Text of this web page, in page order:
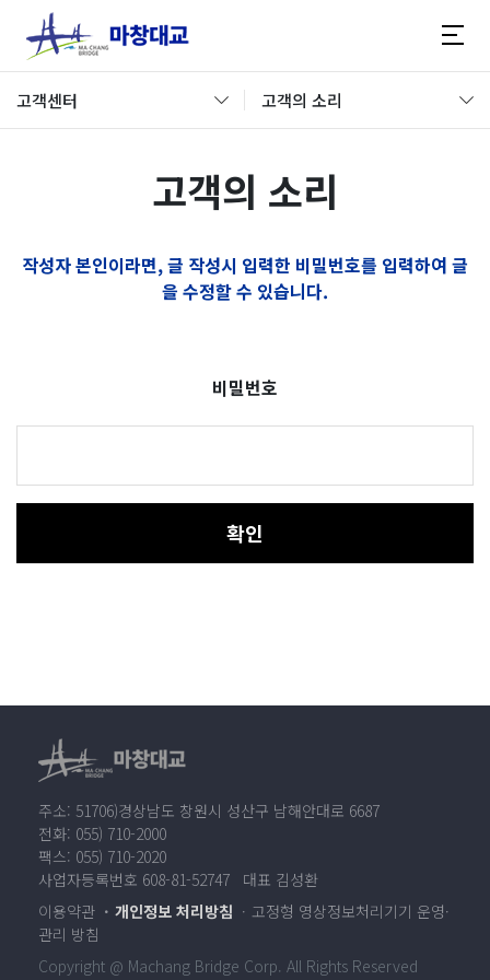
고객센터 고객의 소리
고객의 소리
작성자 본인이라면, 글 작성시 입력한 비밀번호를 입력하여 글
을 수정할 수 있습니다.
비밀번호
확인
주소: 51706)경상남도 창원시 성산구 남해안대로 6687
전화: 055) 710-2000
팩스: 055) 710-2020
사업자등록번호 608-81-52747 대표 김성환
이용약관
개인정보 처리방침
고정형 영상정보처리기기 운영·
관리 방침
Copyright @ Machang Bridge Corp. All Rights Reserved